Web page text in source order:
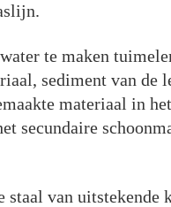
te maken
sediment van de
materiaal in
secundaire
staal van uitstekende